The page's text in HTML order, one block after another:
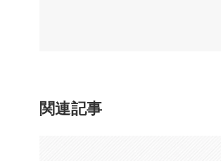
関連記事